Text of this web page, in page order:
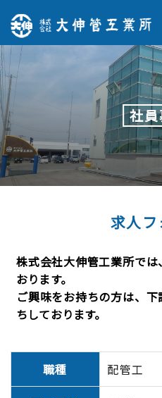
Skip
to
content
社
求人
株式会社大伸管工業所で
おります。
ご興味をお持ちの方は、
ちしております。
職種 配管工